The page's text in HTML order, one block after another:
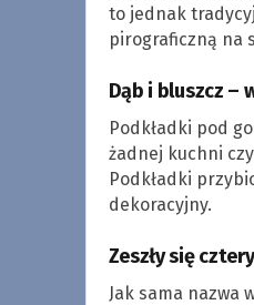
to jednak
pirograficzną na
Dąb i bluszcz –
Podkładki pod
żadnej kuchni
Podkładki
dekoracyjny.
Zeszły się
Jak sama nazwa